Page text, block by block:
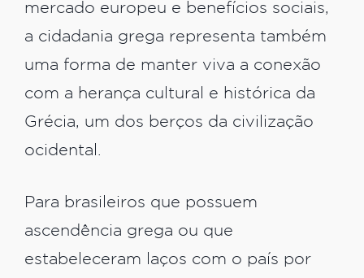
mercado europeu e benefícios sociais,
a cidadania grega representa também
uma forma de manter viva a conexão
com a herança cultural e histórica da
Grécia, um dos berços da civilização
ocidental.
Para brasileiros que possuem
ascendência grega ou que
estabeleceram laços com o país por